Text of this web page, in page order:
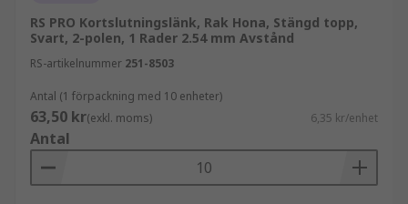
Vanliga användningsområden är:
Konfiguration av kretskort
Val av driftläge eller adress
Test och verifiering under utveckling
Service och underhåll av elektronik
RS PRO Kortslutningslänk, Rak Hona, Stängd topp,
Svart, 2-polen, 1 Rader 2.54 mm Avstånd
RS-artikelnummer 251-8503
Antal (1 förpackning med 10 enheter)
63,50 kr(exkl. moms) 6,35 kr/enhet
Antal